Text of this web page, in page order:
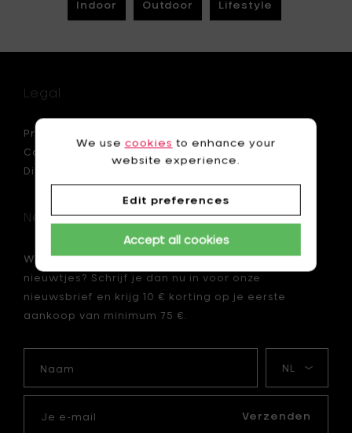
Indoor Outdoor Lifestyle
Legal
Privacy policy
Cookies
Disclamer
Newsletter
Wil je als eerste op de hoogte zijn van onze
nieuwtjes? Schrijf je dan nu in voor onze
nieuwsbrief en krijg 10 € korting op je eerste
aankoop van minimum 75 €.
taal
Verzenden
We use cookies to enhance your
website experience.
Edit preferences
Accept all cookies